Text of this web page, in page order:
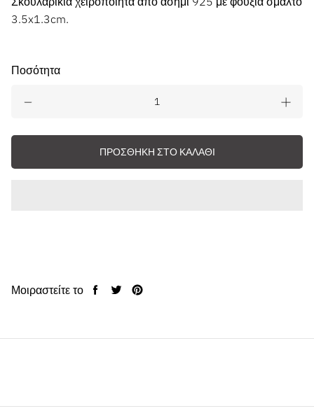
3.5x1.3cm.
Ποσότητα
ΠΡΟΣΘΉΚΗ ΣΤΟ ΚΑΛΆΘΙ
Μοιραστείτε το
ΜοιραστείτεΜοιραστείτε